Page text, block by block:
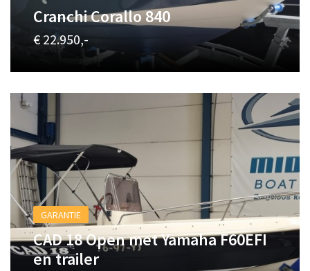
Cranchi Corallo 840
€ 22.950,-
GARANTIE
CAD 18 Open met Yamaha F60EFI
en trailer